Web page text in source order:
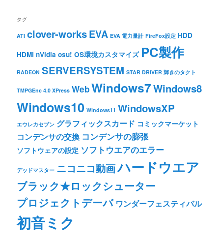
タグ
ATI clover-worksEVA EVA 電力量計 FireFox設定 HDD
HDMI nVidia osu! OS環境カスタマイズ PC製作
RADEON SERVERSYSTEM STAR DRIVER 輝きのタクト
TMPGEnc 4.0 XPress WebWindows7Windows8
Windows10 Windows11 WindowsXP
エウレカセブン グラフィックスカード コミックマーケット
コンデンサの交換 コンデンサの膨張
ソフトウェアの設定 ソフトウエアのエラー
デッドマスター ニコニコ動画ハードウエア
ブラック★ロックシューター
プロジェクトデーバ ワンダーフェスティバル
初音ミク